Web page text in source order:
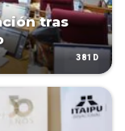
tras
381D